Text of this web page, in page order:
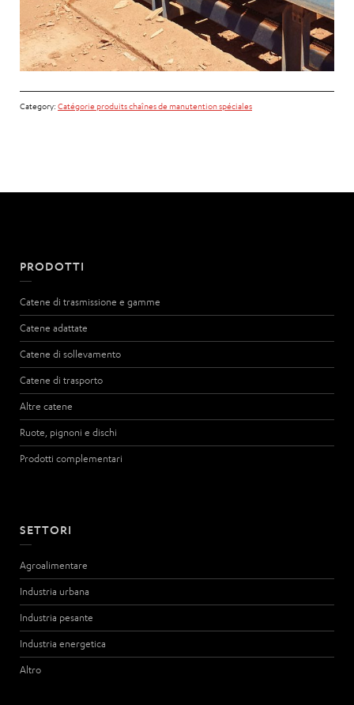
Category: Catégorie produits chaînes de manutention spéciales
PRODOTTI
Catene di trasmissione e gamme
Catene adattate
Catene di sollevamento
Catene di trasporto
Altre catene
Ruote, pignoni e dischi
Prodotti complementari
SETTORI
Agroalimentare
Industria urbana
Industria pesante
Industria energetica
Altro